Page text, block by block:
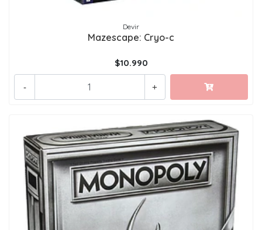
Devir
Mazescape: Cryo-c
$10.990
+
-